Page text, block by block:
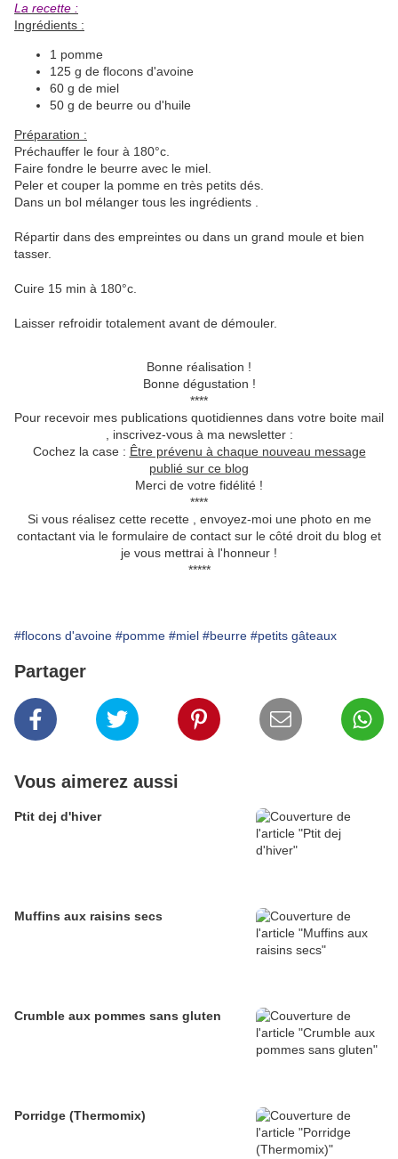
La recette :
Ingrédients :
1 pomme
125 g de flocons d'avoine
60 g de miel
50 g de beurre ou d'huile
Préparation :
Préchauffer le four à 180°c.
Faire fondre le beurre avec le miel.
Peler et couper la pomme en très petits dés.
Dans un bol mélanger tous les ingrédients .
Répartir dans des empreintes ou dans un grand moule et bien
tasser.
Cuire 15 min à 180°c.
Laisser refroidir totalement avant de démouler.
Bonne réalisation !
Bonne dégustation !
****
Pour recevoir mes publications quotidiennes dans votre boite mail
, inscrivez-vous à ma newsletter :
Cochez la case : Être prévenu à chaque nouveau message
publié sur ce blog
Merci de votre fidélité !
****
Si vous réalisez cette recette , envoyez-moi une photo en me
contactant via le formulaire de contact sur le côté droit du blog et
je vous mettrai à l'honneur !
*****
#flocons d'avoine #pomme #miel #beurre #petits gâteaux
Partager
Vous aimerez aussi
Ptit dej d'hiver
Muffins aux raisins secs
Crumble aux pommes sans gluten
Porridge (Thermomix)